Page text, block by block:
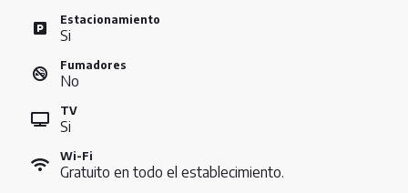
Estacionamiento
Si
Fumadores
No
TV
Si
Wi-Fi
Gratuito en todo el establecimiento.